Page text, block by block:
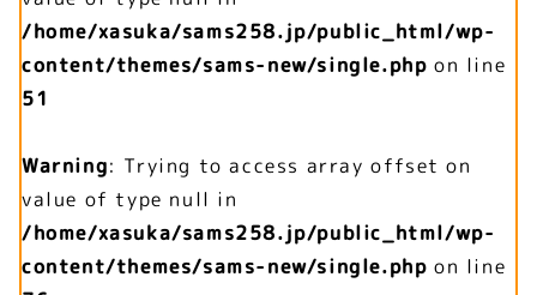
/home/xasuka/sams258.jp/public_html/wp-
content/themes/sams-new/single.php on line
51
Warning: Trying to access array offset on
value of type null in
/home/xasuka/sams258.jp/public_html/wp-
content/themes/sams-new/single.php on line